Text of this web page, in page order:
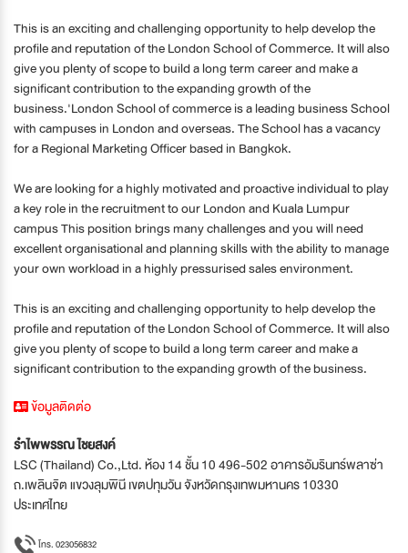
This is an exciting and challenging opportunity to help develop the
profile and reputation of the London School of Commerce. It will also
give you plenty of scope to build a long term career and make a
significant contribution to the expanding growth of the
business.'London School of commerce is a leading business School
with campuses in London and overseas. The School has a vacancy
for a Regional Marketing Officer based in Bangkok.
We are looking for a highly motivated and proactive individual to play
a key role in the recruitment to our London and Kuala Lumpur
campus This position brings many challenges and you will need
excellent organisational and planning skills with the ability to manage
your own workload in a highly pressurised sales environment.
This is an exciting and challenging opportunity to help develop the
profile and reputation of the London School of Commerce. It will also
give you plenty of scope to build a long term career and make a
significant contribution to the expanding growth of the business.
ข้อมูลติดต่อ
รำไพพรรณ ไชยสงค์
LSC (Thailand) Co.,Ltd. ห้อง 14 ชั้น 10 496-502 อาคารอัมรินทร์พลาซ่า
ถ.เพลินจิต แขวงลุมพินี เขตปทุมวัน จังหวัดกรุงเทพมหานคร 10330
ประเทศไทย
โทร. 023056832